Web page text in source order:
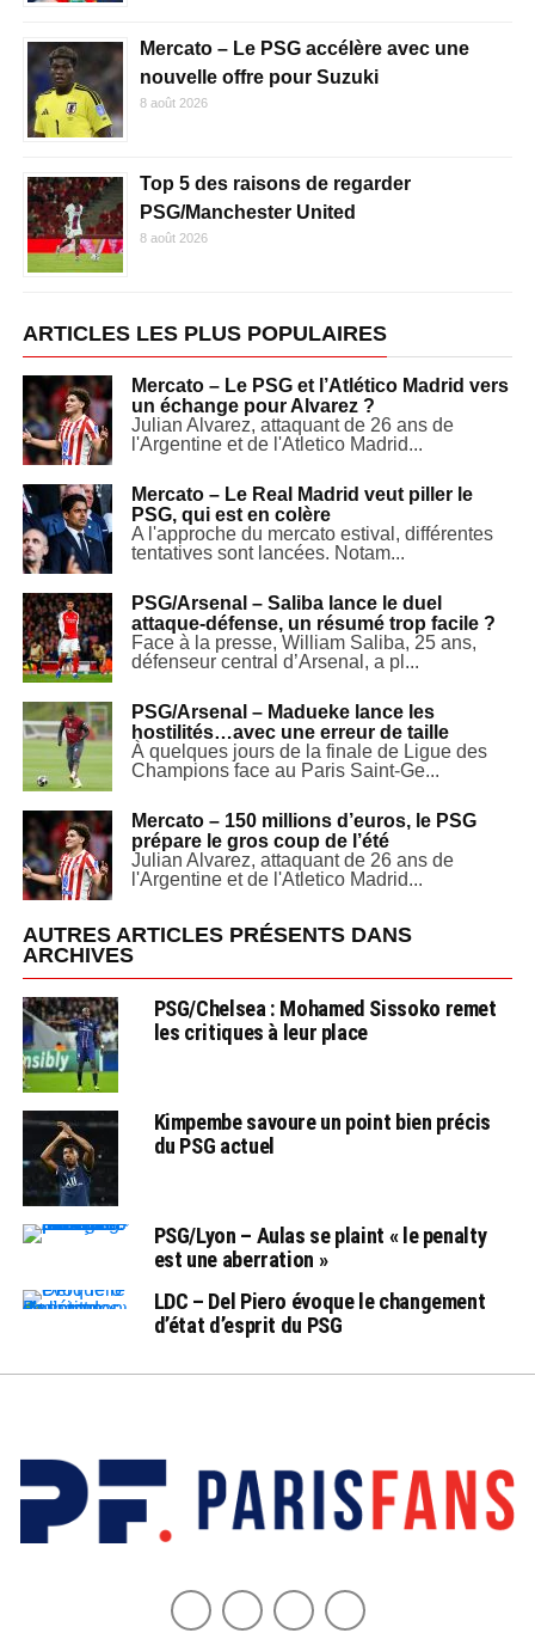
Mercato – Le PSG accélère avec une
nouvelle offre pour Suzuki
8 août 2026
Top 5 des raisons de regarder
PSG/Manchester United
8 août 2026
ARTICLES LES PLUS POPULAIRES
Mercato – Le PSG et l’Atlético Madrid vers
un échange pour Alvarez ?
Julian Alvarez, attaquant de 26 ans de
l'Argentine et de l'Atletico Madrid...
Mercato – Le Real Madrid veut piller le
PSG, qui est en colère
A l'approche du mercato estival, différentes
tentatives sont lancées. Notam...
PSG/Arsenal – Saliba lance le duel
attaque-défense, un résumé trop facile ?
Face à la presse, William Saliba, 25 ans,
défenseur central d’Arsenal, a pl...
PSG/Arsenal – Madueke lance les
hostilités…avec une erreur de taille
À quelques jours de la finale de Ligue des
Champions face au Paris Saint-Ge...
Mercato – 150 millions d’euros, le PSG
prépare le gros coup de l’été
Julian Alvarez, attaquant de 26 ans de
l'Argentine et de l'Atletico Madrid...
AUTRES ARTICLES PRÉSENTS DANS
ARCHIVES
PSG/Chelsea : Mohamed Sissoko remet
les critiques à leur place
Kimpembe savoure un point bien précis
du PSG actuel
PSG/Lyon – Aulas se plaint « le penalty
est une aberration »
LDC – Del Piero évoque le changement
d’état d’esprit du PSG